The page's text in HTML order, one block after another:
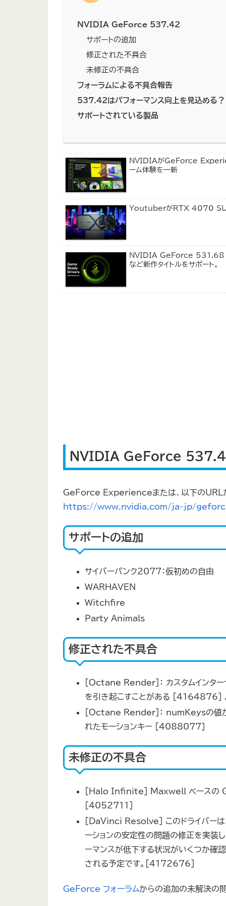
NVIDIA GeForce 537.42
サポートの追加
修正された不具合
未修正の不具合
フォーラムによる不具合報告
537.42はパフォーマンス向上を見込める？
サポートされている製品
NVIDIAがGeForce
ーム体験を一新
YoutuberがRTX 4070
NVIDIA GeForce 531.68
など新作タイトルをサポート。
NVIDIA GeForce
GeForce Experienceまたは、以下のURLか
https://www.nvidia.com/ja-jp/
サポートの追加
サイバーパンク2077：仮初めの自由
WARHAVEN
Witchfire
Party Animals
修正された不具合
[Octane Render]： カスタムインター
を引き起こすことがある [4164876]
[Octane Render]： numKeysの値
れたモーションキー [4088077］
未修正の不具合
[Halo Infinite] Maxwell ベースの
[4052711]
[DaVinci Resolve] このドライバーは
ーションの安定性の問題の修正を実装
ーマンスが低下する状況がいくつか確
される予定です。[4172676]
GeForce フォーラムからの追加の未解決の